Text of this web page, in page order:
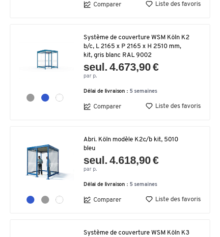
Comparer Liste des favoris
Système de couverture WSM Köln K2
b/c, L 2165 x P 2165 x H 2510 mm,
kit, gris blanc RAL 9002
seul. 4.673,90 €
par p.
Délai de livraison : 5 semaines
Comparer Liste des favoris
Abri. Köln modèle K2c/b kit, 5010
bleu
seul. 4.618,90 €
par p.
Délai de livraison : 5 semaines
Comparer Liste des favoris
Système de couverture WSM Köln K3